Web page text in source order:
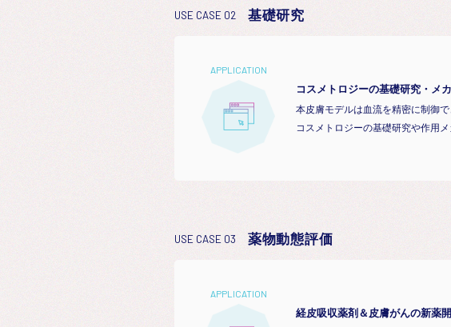
USE CASE 02 基礎研究
APPLICATION
コスメトロジーの基礎研究・メ
本皮膚モデルは血流を精密に制御
コスメトロジーの基礎研究や作用
USE CASE 03 薬物動態評価
APPLICATION
経皮吸収薬剤＆皮膚がんの新薬